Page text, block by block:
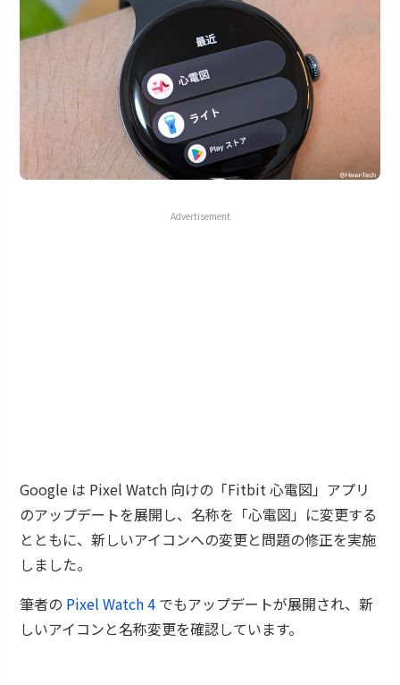
Advertisement
Google は Pixel Watch 向けの「Fitbit 心電図」アプリ
のアップデートを展開し、名称を「心電図」に変更する
とともに、新しいアイコンへの変更と問題の修正を実施
しました。
筆者の Pixel Watch 4 でもアップデートが展開され、新
しいアイコンと名称変更を確認しています。